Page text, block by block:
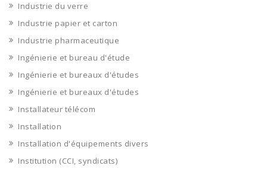
Industrie du verre
Industrie papier et carton
Industrie pharmaceutique
Ingénierie et bureau d'étude
Ingénierie et bureaux d'études
Ingénierie et bureaux d'études
Installateur télécom
Installation
Installation d'équipements divers
Institution (CCI, syndicats)